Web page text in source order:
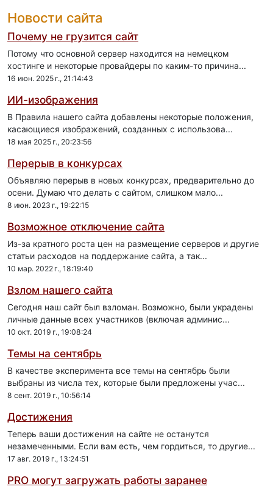
Новости сайта
Почему не грузится сайт
Потому что основной сервер находится на немецком
хостинге и некоторые провайдеры по каким-то причина...
16 июн. 2025 г., 21:14:43
ИИ-изображения
В Правила нашего сайта добавлены некоторые положения,
касающиеся изображений, созданных с использова...
18 мая 2025 г., 20:23:56
Перерыв в конкурсах
Объявляю перерыв в новых конкурсах, предварительно до
осени. Думаю что делать с сайтом, слишком мало...
8 июн. 2023 г., 19:22:15
Возможное отключение сайта
Из-за кратного роста цен на размещение серверов и другие
статьи расходов на поддержание сайта, а так...
10 мар. 2022 г., 18:19:40
Взлом нашего сайта
Сегодня наш сайт был взломан. Возможно, были украдены
личные данные всех участников (включая админис...
10 окт. 2019 г., 19:08:24
Темы на сентябрь
В качестве эксперимента все темы на сентябрь были
выбраны из числа тех, которые были предложены учас...
8 сент. 2019 г., 10:56:14
Достижения
Теперь ваши достижения на сайте не останутся
незамеченными. Если вам есть, чем гордиться, то другие...
17 авг. 2019 г., 13:24:51
PRO могут загружать работы заранее